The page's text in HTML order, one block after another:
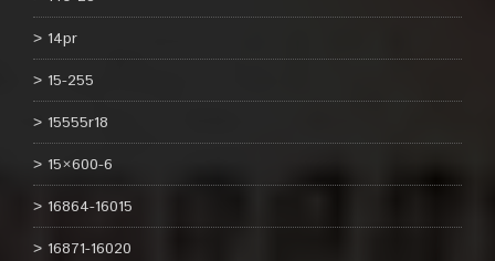
14pr
15-255
15555r18
15×600-6
16864-16015
16871-16020